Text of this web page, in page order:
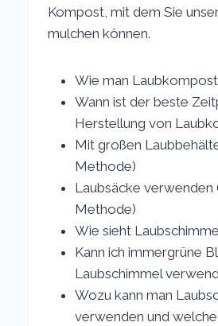
Kompost, mit dem Sie
mulchen können.
Wie man
Wann ist der beste
Herstellung von
Mit großen
Methode)
Laubsäcke verwenden
Methode)
Wie sieht
Kann ich immergrüne
Laubschimmel
Wozu kann man
verwenden und